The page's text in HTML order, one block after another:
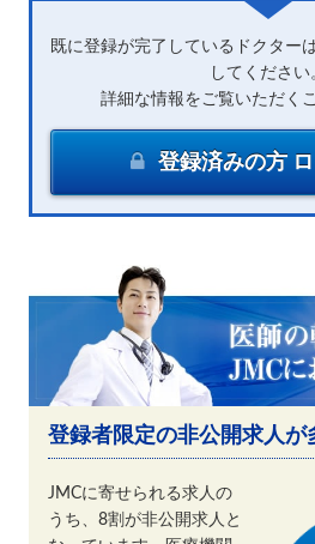
既に登録が完了しているドクター
してください
詳細な情報をご覧いただく
登録済みの方
登録者限定の非公開求人が
JMCに寄せられる求人の
うち、8割が非公開求人と